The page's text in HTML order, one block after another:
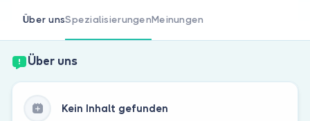
Über unsSpezialisierungenMeinungen
Über uns
Kein Inhalt gefunden